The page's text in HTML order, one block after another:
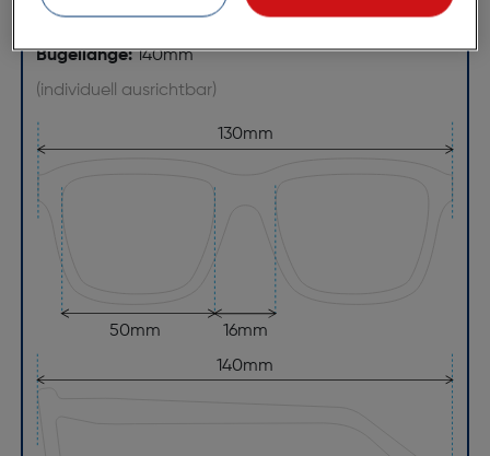
Glasbreite:50mm
Bügellänge:140mm
(individuell ausrichtbar)
130mm
16mm
50mm
140mm